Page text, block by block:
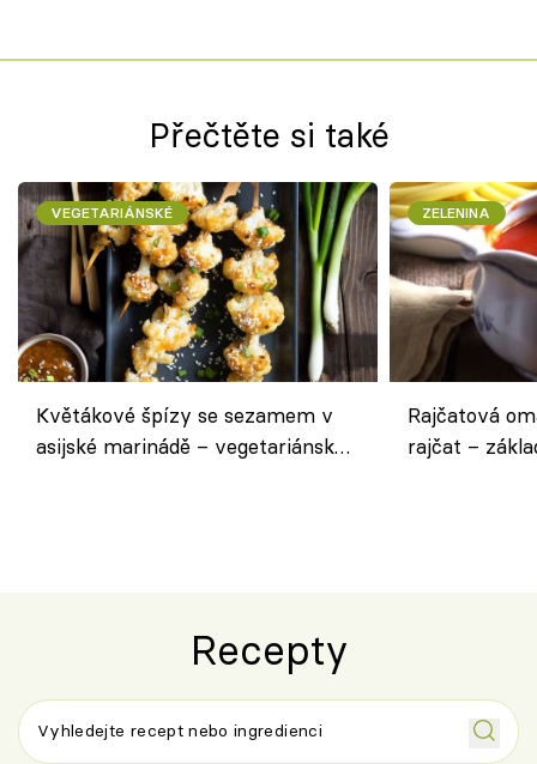
Přečtěte si také
VEGETARIÁNSKÉ
Květákové špízy se sezamem v
asijské marinádě – vegetariánská
ZELENINA
Rajčatová
rajčat –
Recepty